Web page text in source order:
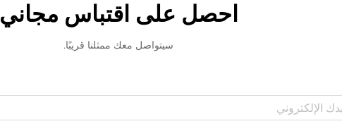
احصل على اقتباس مجاني
سيتواصل معك ممثلنا قريبًا.